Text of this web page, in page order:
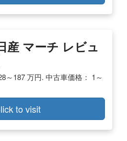
産 マーチ レビュ
～187 万円. 中古車価格： 1～
to visit